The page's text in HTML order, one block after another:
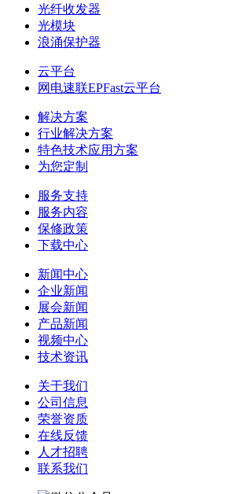
光纤收发器
光模块
浪涌保护器
云平台
网电速联EPFast云平台
解决方案
行业解决方案
特色技术应用方案
为您定制
服务支持
服务内容
保修政策
下载中心
新闻中心
企业新闻
展会新闻
产品新闻
视频中心
技术资讯
关于我们
公司信息
荣誉资质
在线反馈
人才招聘
联系我们